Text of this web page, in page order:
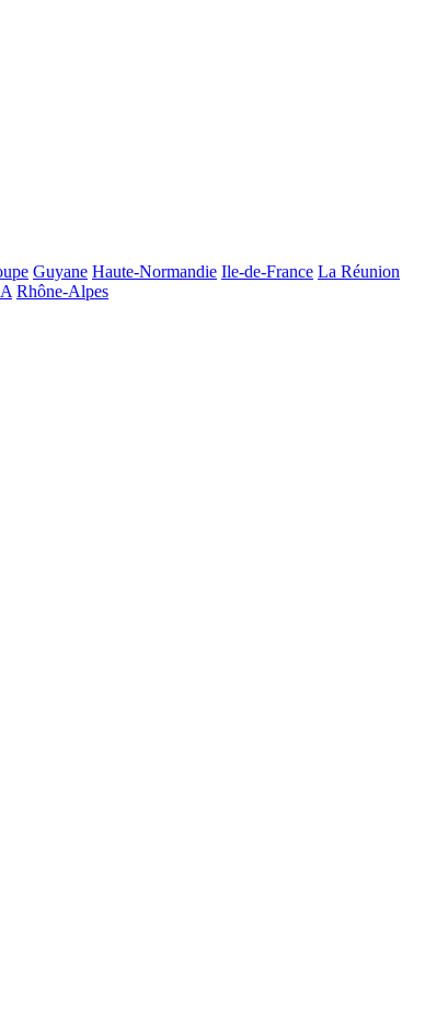
Guyane Haute-Normandie Ile-de-France La Réunion
Rhône-Alpes